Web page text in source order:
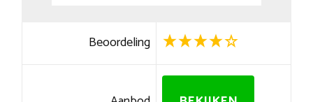
Beoordeling